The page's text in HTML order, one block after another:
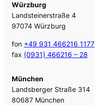
Würzburg
Landsteinerstraße 4
97074 Würzburg
fon +49 931 466216 1177
fax (0931) 466216 – 28
München
Landsberger Straße 314
80687 München